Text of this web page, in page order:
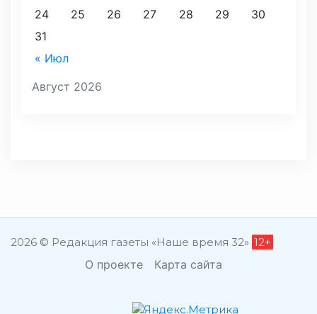
Август 2026
« Июл
24
25 26 27 28 29
30
31
2026 © Редакция газеты «Наше время 32» 12+
О проекте Карта сайта